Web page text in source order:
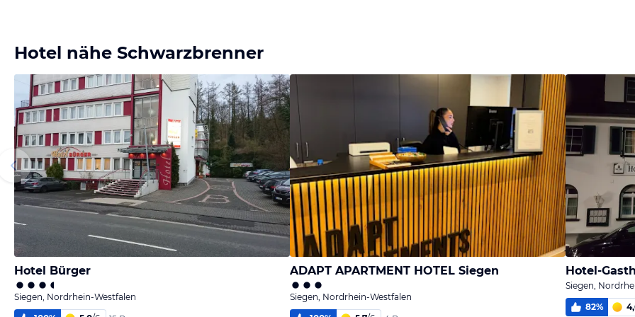
Hotel nähe Schwarzbrenner
Hotel Bürger
Siegen, Nordrhein-Westfalen
ADAPT APARTMENT HOTEL Siegen
Siegen, Nordrhein-Westfalen
Hotel-
Siegen,
82%